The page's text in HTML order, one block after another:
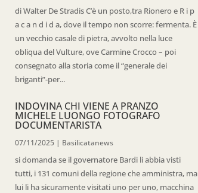
di Walter De Stradis C’è un posto,tra Rionero e R i p
a c a n d i d a, dove il tempo non scorre: fermenta. È
un vecchio casale di pietra, avvolto nella luce
obliqua del Vulture, ove Carmine Crocco – poi
consegnato alla storia come il “generale dei
briganti”-per...
INDOVINA CHI VIENE A PRANZO
MICHELE LUONGO FOTOGRAFO
DOCUMENTARISTA
07/11/2025 | Basilicatanews
si domanda se il governatore Bardi li abbia visti
tutti, i 131 comuni della regione che amministra, ma
lui li ha sicuramente visitati uno per uno, macchina